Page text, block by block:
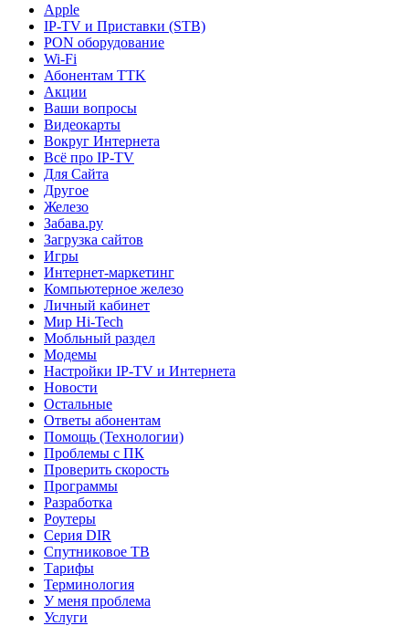
Apple
IP-TV и Приставки (STB)
PON оборудование
Wi-Fi
Абонентам TTK
Акции
Ваши вопросы
Видеокарты
Вокруг Интернета
Всё про IP-TV
Для Сайта
Другое
Железо
Забава.ру
Загрузка сайтов
Игры
Интернет-маркетинг
Компьютерное железо
Личный кабинет
Мир Hi-Tech
Мобльный раздел
Модемы
Настройки IP-TV и Интернета
Новости
Остальные
Ответы абонентам
Помощь (Технологии)
Проблемы с ПК
Проверить скорость
Программы
Разработка
Роутеры
Серия DIR
Спутниковое ТВ
Тарифы
Терминология
У меня проблема
Услуги